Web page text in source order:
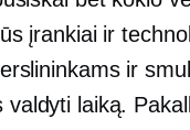
įrankiai ir
ir
valdyti laiką.